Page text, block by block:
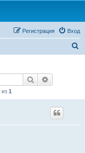
Вход
Регистрация
Поиск
из 1